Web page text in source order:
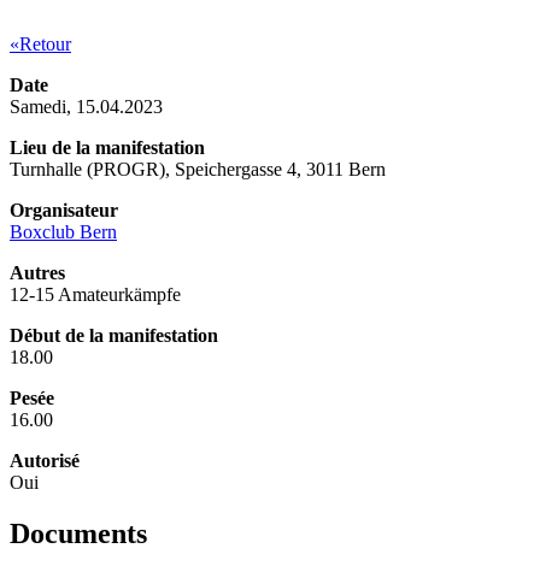
«Retour
Date
Samedi, 15.04.2023
Lieu de la manifestation
Turnhalle (PROGR), Speichergasse 4, 3011 Bern
Organisateur
Boxclub Bern
Autres
12-15 Amateurkämpfe
Début de la manifestation
18.00
Pesée
16.00
Autorisé
Oui
Documents